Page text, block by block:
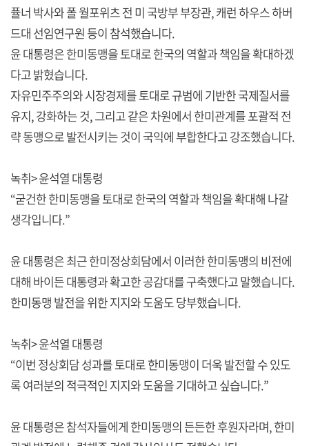
퓰너 박사와 폴 월포위츠 전 미 국방부 부장관, 캐런 하우스 하버
드대 선임연구원 등이 참석했습니다.
윤 대통령은 한미동맹을 토대로 한국의 역할과 책임을 확대하겠
다고 밝혔습니다.
자유민주주의와 시장경제를 토대로 규범에 기반한 국제질서를
유지, 강화하는 것, 그리고 같은 차원에서 한미관계를 포괄적 전
략 동맹으로 발전시키는 것이 국익에 부합한다고 강조했습니다.
녹취> 윤석열 대통령
“굳건한 한미동맹을 토대로 한국의 역할과 책임을 확대해 나갈
생각입니다.”
윤 대통령은 최근 한미정상회담에서 이러한 한미동맹의 비전에
대해 바이든 대통령과 확고한 공감대를 구축했다고 말했습니다.
한미동맹 발전을 위한 지지와 도움도 당부했습니다.
녹취> 윤석열 대통령
“이번 정상회담 성과를 토대로 한미동맹이 더욱 발전할 수 있도
록 여러분의 적극적인 지지와 도움을 기대하고 싶습니다.”
윤 대통령은 참석자들에게 한미동맹의 든든한 후원자라며, 한미